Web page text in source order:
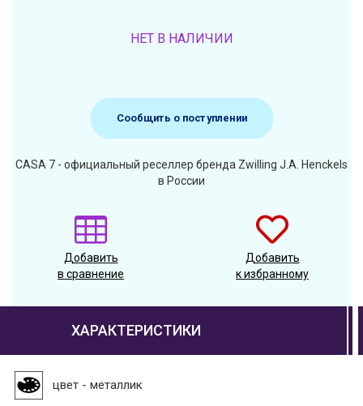
НЕТ В НАЛИЧИИ
Сообщить о поступлении
CASA 7 - официальный реселлер бренда Zwilling J.A. Henckels
в России
Добавить
в сравнение
Добавить
к избранному
ХАРАКТЕРИСТИКИ
цвет - металлик